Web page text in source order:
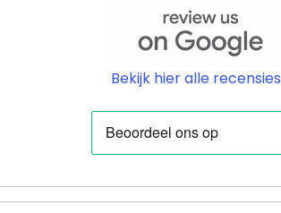
Bekijk hier alle recensies